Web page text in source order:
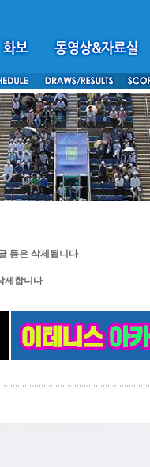
등은 삭제됩니다
제합니다